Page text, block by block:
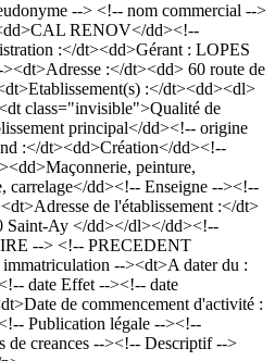
--> <!-- nom commercial -->
RENOV</dd><!--
:</dt><dd>Gérant : LOPES
:</dt><dd> 60 route de
:</dt><dd><dl>
class="invisible">Qualité de
principal</dd><!-- origine
:</dt><dd>Création</dd><!--
peinture,
carrelage</dd><!-- Enseigne --><!--
de l'établissement :</dt>
Saint-Ay </dd></dl></dd><!--
--> <!-- PRECEDENT
--><dt>A dater du :
date Effet --><!-- date
de commencement d'activité :
Publication légale --><!--
de creances --><!-- Descriptif -->